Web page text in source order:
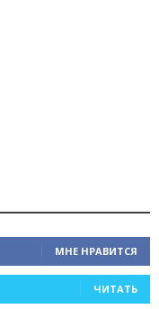
МНЕ НРАВИТСЯ
ЧИТАТЬ